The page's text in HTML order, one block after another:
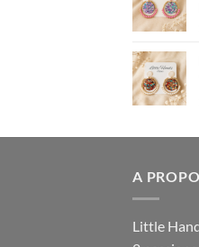
A
Little